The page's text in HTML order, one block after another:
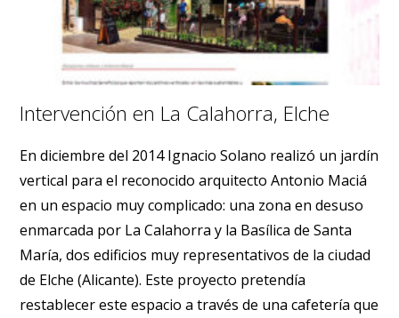
Intervención en La Calahorra, Elche
En diciembre del 2014 Ignacio Solano realizó un jardín
vertical para el reconocido arquitecto Antonio Maciá
en un espacio muy complicado: una zona en desuso
enmarcada por La Calahorra y la Basílica de Santa
María, dos edificios muy representativos de la ciudad
de Elche (Alicante). Este proyecto pretendía
restablecer este espacio a través de una cafetería que